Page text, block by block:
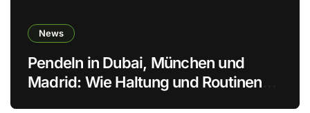
News
Pendeln in Dubai, München und
Madrid: Wie Haltung und Routinen